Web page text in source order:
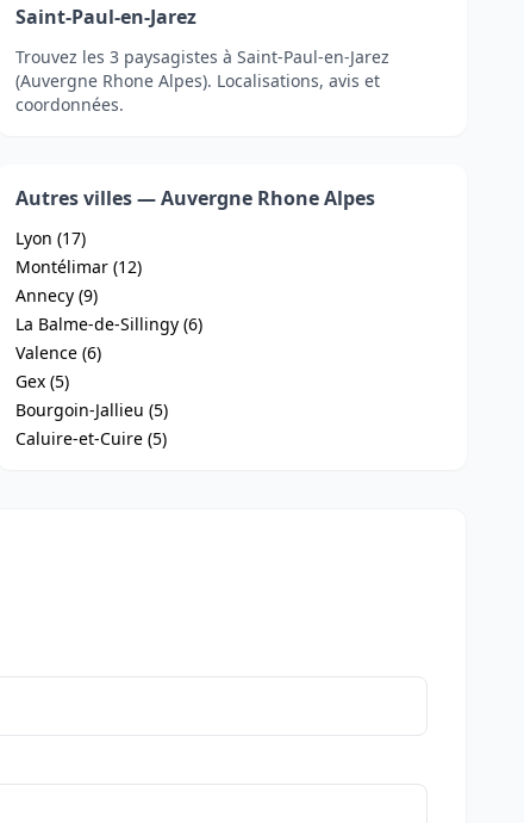
Saint-Paul-en-Jarez
Trouvez les 3 paysagistes à Saint-Paul-en-Jarez
(Auvergne Rhone Alpes). Localisations, avis et
coordonnées.
Autres villes — Auvergne Rhone Alpes
Lyon (17)
Montélimar (12)
Annecy (9)
La Balme-de-Sillingy (6)
Valence (6)
Gex (5)
Bourgoin-Jallieu (5)
Caluire-et-Cuire (5)